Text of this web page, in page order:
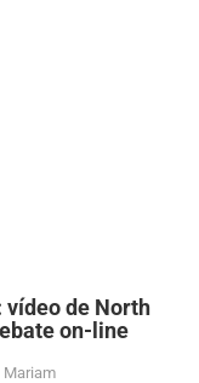
vídeo de North
on-line
Mariam